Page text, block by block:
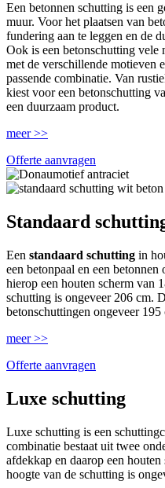
Een betonnen schutting is een
muur. Voor het plaatsen van
fundering aan te leggen en de
Ook is een betonschutting vele
met de verschillende motieven
passende combinatie. Van
kiest voor een betonschutting
een duurzaam product.
meer >>
Offerte aanvragen
Standaard
Een standaard schutting in
een betonpaal en een
hierop een houten scherm van
schutting is ongeveer 206 cm.
betonschuttingen ongeveer
meer >>
Offerte aanvragen
Luxe schutting
Luxe schutting is een
combinatie bestaat uit twee
afdekkap en daarop een
hoogte van de schutting is